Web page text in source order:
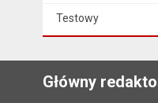
Testowy
Główny